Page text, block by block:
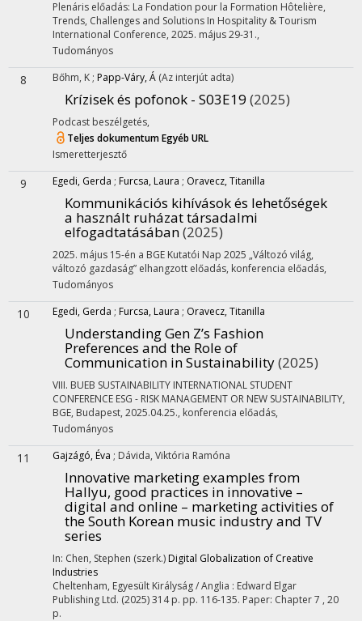
Plenáris előadás: La Fondation pour la Formation Hôtelière,
Trends, Challenges and Solutions In Hospitality & Tourism
International Conference, 2025. május 29-31.,
Tudományos
8 Bőhm, K ; Papp-Váry, Á (Az interjút adta)
Krízisek és pofonok - S03E19 (2025)
Podcast beszélgetés,
Teljes dokumentumEgyéb URL
Ismeretterjesztő
9 Egedi, Gerda ; Furcsa, Laura ; Oravecz, Titanilla
Kommunikációs kihívások és lehetőségek
a használt ruházat társadalmi
elfogadtatásában(2025)
2025. május 15-én a BGE Kutatói Nap 2025 „Változó világ,
változó gazdaság” elhangzott előadás, konferencia előadás,
Tudományos
10 Egedi, Gerda ; Furcsa, Laura ; Oravecz, Titanilla
Understanding Gen Z’s Fashion
Preferences and the Role of
Communication in Sustainability(2025)
VIII. BUEB SUSTAINABILITY INTERNATIONAL STUDENT
CONFERENCE ESG - RISK MANAGEMENT OR NEW SUSTAINABILITY,
BGE, Budapest, 2025.04.25., konferencia előadás,
Tudományos
11 Gajzágó, Éva ; Dávida, Viktória Ramóna
Innovative marketing examples from
Hallyu, good practices in innovative –
digital and online – marketing activities of
the South Korean music industry and TV
series
In: Chen, Stephen (szerk.) Digital Globalization of Creative
Industries
Cheltenham, Egyesült Királyság / Anglia : Edward Elgar
Publishing Ltd. (2025)314 p. pp. 116-135. Paper: Chapter 7 , 20
p.